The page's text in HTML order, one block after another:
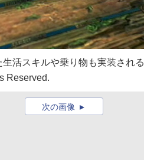
活スキルや乗り物も実装される
Reserved.
次の画像